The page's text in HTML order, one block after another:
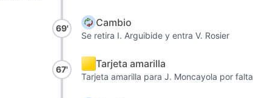
69' Cambio
Se retira I. Arguibide y entra V. Rosier
67' Tarjeta amarilla
Tarjeta amarilla para J. Moncayola por falta